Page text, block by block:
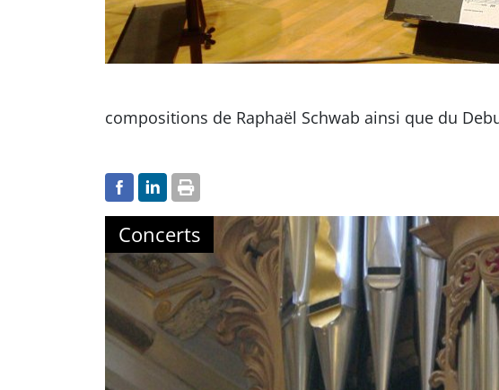
compositions de Raphaël Schwab ainsi que du
Concerts